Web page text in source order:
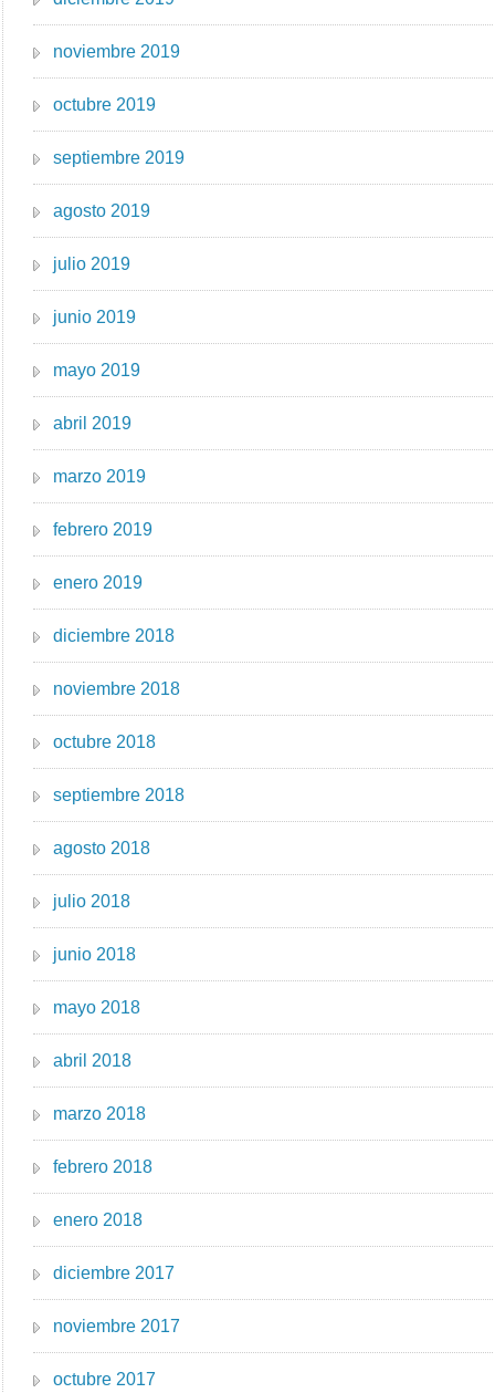
noviembre 2019
octubre 2019
septiembre 2019
agosto 2019
julio 2019
junio 2019
mayo 2019
abril 2019
marzo 2019
febrero 2019
enero 2019
diciembre 2018
noviembre 2018
octubre 2018
septiembre 2018
agosto 2018
julio 2018
junio 2018
mayo 2018
abril 2018
marzo 2018
febrero 2018
enero 2018
diciembre 2017
noviembre 2017
octubre 2017